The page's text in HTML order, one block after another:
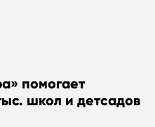
помогает
школ и детсадов